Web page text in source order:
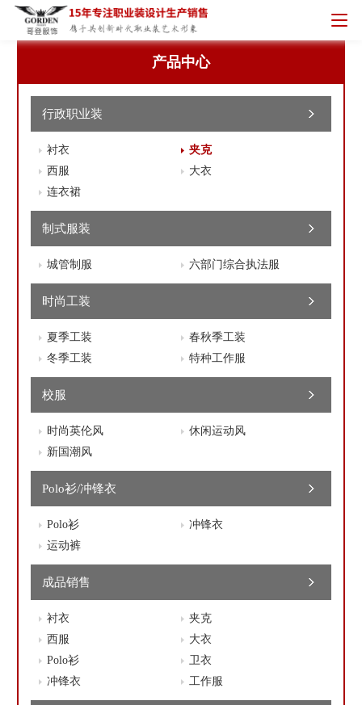
产品中心
行政职业装
衬衣
夹克
西服
大衣
连衣裙
制式服装
城管制服 六部门综合执法服
时尚工装
夏季工装
春秋季工装
冬季工装
特种工作服
校服
时尚英伦风
休闲运动风
新国潮风
Polo衫/冲锋衣
Polo衫
冲锋衣
运动裤
成品销售
衬衣
夹克
西服
大衣
Polo衫
卫衣
冲锋衣
工作服